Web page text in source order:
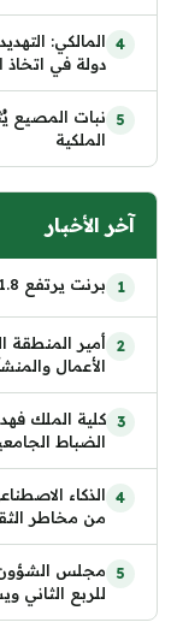
المالكي:
دولة في اتخاذ
نبات المصيع
الملكية
آخر الأخبار
برنت يرتفع 1.8% إلى 80.9 دولاراً وسط إغلاق مضيق هرمز
أمير المنطقة
الأعمال
كلية الملك
الضباط
الذكاء
من مخاطر
مجلس الشؤون
للربع الثاني